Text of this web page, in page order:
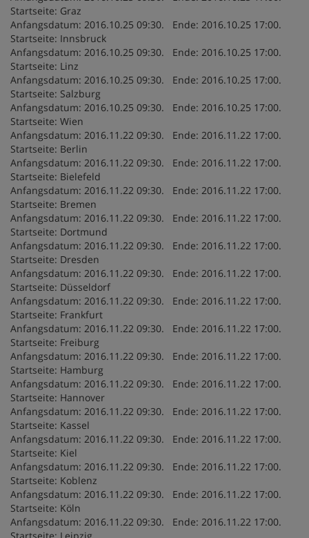
Startseite: Graz
Anfangsdatum: 2016.10.25 09:30. Ende: 2016.10.25 17:00.
Startseite: Innsbruck
Anfangsdatum: 2016.10.25 09:30. Ende: 2016.10.25 17:00.
Startseite: Linz
Anfangsdatum: 2016.10.25 09:30. Ende: 2016.10.25 17:00.
Startseite: Salzburg
Anfangsdatum: 2016.10.25 09:30. Ende: 2016.10.25 17:00.
Startseite: Wien
Anfangsdatum: 2016.11.22 09:30. Ende: 2016.11.22 17:00.
Startseite: Berlin
Anfangsdatum: 2016.11.22 09:30. Ende: 2016.11.22 17:00.
Startseite: Bielefeld
Anfangsdatum: 2016.11.22 09:30. Ende: 2016.11.22 17:00.
Startseite: Bremen
Anfangsdatum: 2016.11.22 09:30. Ende: 2016.11.22 17:00.
Startseite: Dortmund
Anfangsdatum: 2016.11.22 09:30. Ende: 2016.11.22 17:00.
Startseite: Dresden
Anfangsdatum: 2016.11.22 09:30. Ende: 2016.11.22 17:00.
Startseite: Düsseldorf
Anfangsdatum: 2016.11.22 09:30. Ende: 2016.11.22 17:00.
Startseite: Frankfurt
Anfangsdatum: 2016.11.22 09:30. Ende: 2016.11.22 17:00.
Startseite: Freiburg
Anfangsdatum: 2016.11.22 09:30. Ende: 2016.11.22 17:00.
Startseite: Hamburg
Anfangsdatum: 2016.11.22 09:30. Ende: 2016.11.22 17:00.
Startseite: Hannover
Anfangsdatum: 2016.11.22 09:30. Ende: 2016.11.22 17:00.
Startseite: Kassel
Anfangsdatum: 2016.11.22 09:30. Ende: 2016.11.22 17:00.
Startseite: Kiel
Anfangsdatum: 2016.11.22 09:30. Ende: 2016.11.22 17:00.
Startseite: Koblenz
Anfangsdatum: 2016.11.22 09:30. Ende: 2016.11.22 17:00.
Startseite: Köln
Anfangsdatum: 2016.11.22 09:30. Ende: 2016.11.22 17:00.